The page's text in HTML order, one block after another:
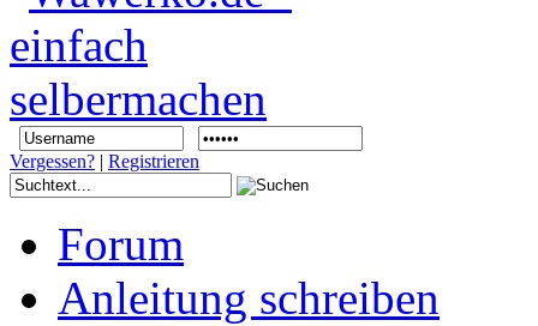
Vergessen? | Registrieren
Forum
Anleitung schreiben